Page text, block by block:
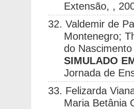
Extensão, ,
32. Valdemir de
Montenegro;
do
SIMULADO
Jornada de
33. Felizarda
Maria Betânia